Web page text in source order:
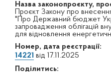
Назва законопроєкту,
Проєкт Закону про
"Про Державний бюджет
запровадження облігацій
для відновлення
Номер, дата реєстрації:
14221 від 17.11.2025
Поділитись: